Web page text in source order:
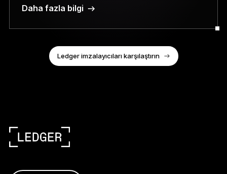
Daha fazla bilgi
Ledger imzalayıcıları karşılaştırın